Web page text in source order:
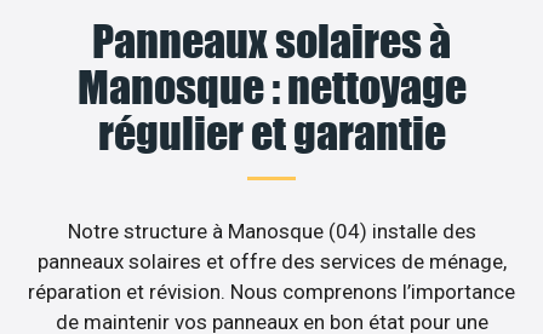
Panneaux solaires à
Manosque : nettoyage
régulier et garantie
Notre structure à Manosque (04) installe des
panneaux solaires et offre des services de ménage,
réparation et révision. Nous comprenons l’importance
de maintenir vos panneaux en bon état pour une